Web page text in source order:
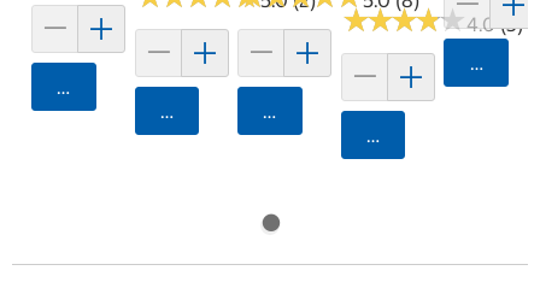
Agregar
Agregar Agregar
★★★★★
★★★★★4.0 (3)
Agregar